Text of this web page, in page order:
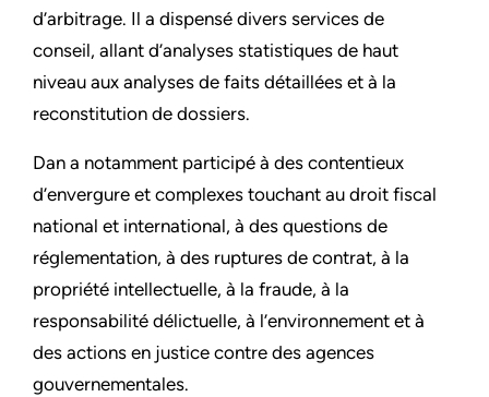
d’arbitrage. Il a dispensé divers services de
conseil, allant d’analyses statistiques de haut
niveau aux analyses de faits détaillées et à la
reconstitution de dossiers.
Dan a notamment participé à des contentieux
d’envergure et complexes touchant au droit fiscal
national et international, à des questions de
réglementation, à des ruptures de contrat, à la
propriété intellectuelle, à la fraude, à la
responsabilité délictuelle, à l’environnement et à
des actions en justice contre des agences
gouvernementales.